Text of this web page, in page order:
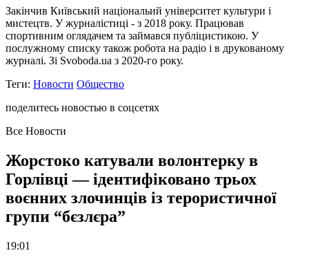
Закінчив Київський національий університет культури і
мистецтв. У журналістиці - з 2018 року. Працював
спортивним оглядачем та займався публіцистикою. У
послужному списку також робота на радіо і в друкованому
журналі. Зі Svoboda.ua з 2020-го року.
Теги: Новости Общество
поделитесь новостью в соцсетях
Все Новости
Жорстоко катували волонтерку в
Горлівці — ідентифіковано трьох
воєнних злочинців із терористичної
групи “бєзлєра”
19:01